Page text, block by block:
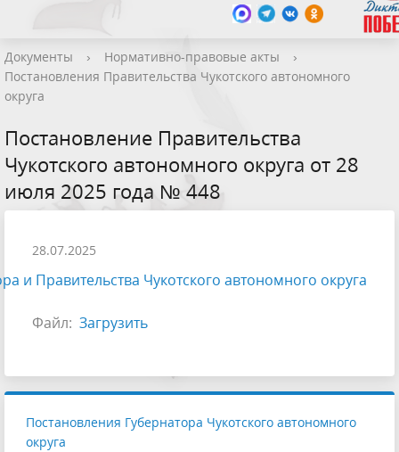
Документы › Нормативно-правовые акты
›
Постановления Правительства Чукотского автономного
округа
Постановление Правительства
Чукотского автономного округа от 28
июля 2025 года № 448
28.07.2025
и Правительства Чукотского автономного округа
Файл: Загрузить
Постановления Губернатора Чукотского автономного
округа